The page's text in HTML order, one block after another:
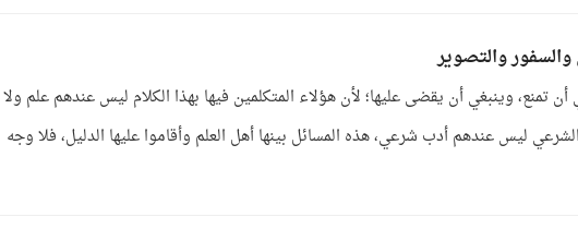
والتصوير
تمنع، وينبغي أن يقضى عليها؛ لأن هؤلاء المتكلمين فيها بهذا الكلام ليس عندهم علم ولا
ليس عندهم أدب شرعي، هذه المسائل بينها أهل العلم وأقاموا عليها الدليل، فلا وجه